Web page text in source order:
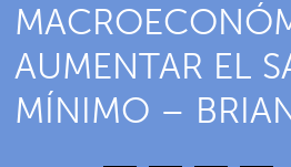
AUMENTAR EL
MÍNIMO –